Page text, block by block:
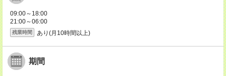
09:00～18:00
21:00～06:00
残業時間 あり(月10時間以上)
期間